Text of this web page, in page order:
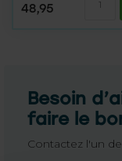
48,95
Besoin
faire le
Contactez l'un